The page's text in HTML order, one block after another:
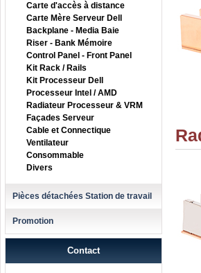
Carte d'accès à distance
Carte Mère Serveur Dell
Backplane - Media Baie
Riser - Bank Mémoire
Control Panel - Front Panel
Kit Rack / Rails
Kit Processeur Dell
Processeur Intel / AMD
Radiateur Processeur & VRM
Façades Serveur
Cable et Connectique
Ventilateur
Consommable
Divers
Pièces détachées Station de travail
Promotion
Contact